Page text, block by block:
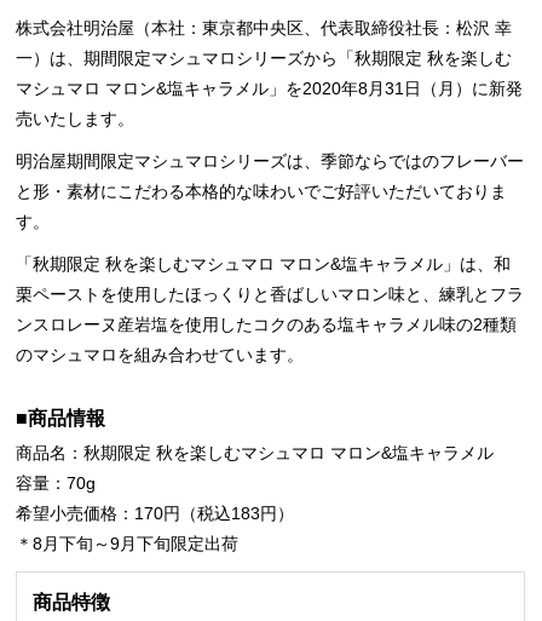
株式会社明治屋（本社：東京都中央区、代表取締役社長：松沢 幸
一）は、期間限定マシュマロシリーズから「秋期限定 秋を楽しむ
マシュマロ マロン&塩キャラメル」を2020年8月31日（月）に新発
売いたします。
明治屋期間限定マシュマロシリーズは、季節ならではのフレーバー
と形・素材にこだわる本格的な味わいでご好評いただいておりま
す。
「秋期限定 秋を楽しむマシュマロ マロン&塩キャラメル」は、和
栗ペーストを使用したほっくりと香ばしいマロン味と、練乳とフラ
ンスロレーヌ産岩塩を使用したコクのある塩キャラメル味の2種類
のマシュマロを組み合わせています。
■商品情報
商品名：秋期限定 秋を楽しむマシュマロ マロン&塩キャラメル
容量：70g
希望小売価格：170円（税込183円）
＊8月下旬～9月下旬限定出荷
商品特徴